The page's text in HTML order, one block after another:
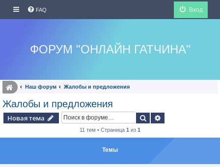
FAQ Вход
ФОРУМ "ОНЛАЙН ГАТЧИНА"
Наш форум Жалобы и предложения
Жалобы и предложения
Новая тема Поиск
11 тем • Страница 1 из 1
Темы